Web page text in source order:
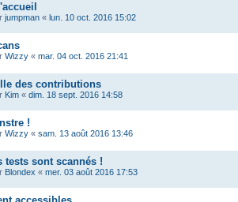
jumpman « lun. 10 oct. 2016 15:02
Wizzy « mar. 04 oct. 2016 21:41
des contributions
Kim « dim. 18 sept. 2016 14:58
!
Wizzy « sam. 13 août 2016 13:46
tests sont scannés !
Blondex « mer. 03 août 2016 17:53